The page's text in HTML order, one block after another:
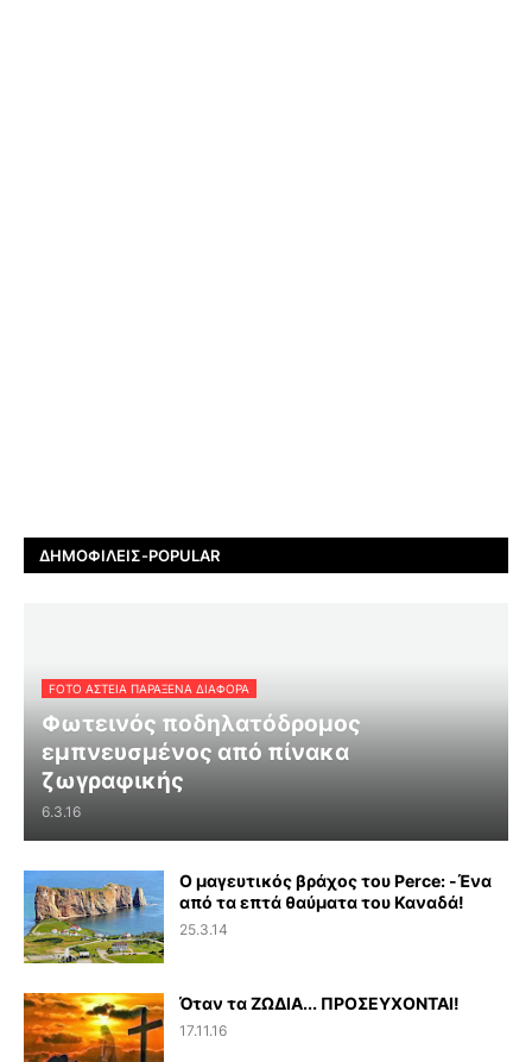
ΔΗΜΟΦΙΛΕΊΣ-POPULAR
FOTO ΑΣΤΕΙΑ ΠΑΡΑΞΕΝΑ ΔΙΑΦΟΡΑ
Φωτεινός ποδηλατόδρομος
εμπνευσμένος από πίνακα
ζωγραφικής
6.3.16
Ο μαγευτικός βράχος του Perce: -Ένα
από τα επτά θαύματα του Καναδά!
25.3.14
Όταν τα ΖΩΔΙΑ... ΠΡΟΣΕΥΧΟΝΤΑΙ!
17.11.16